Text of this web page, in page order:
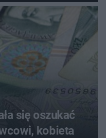
się oszukać
kobieta